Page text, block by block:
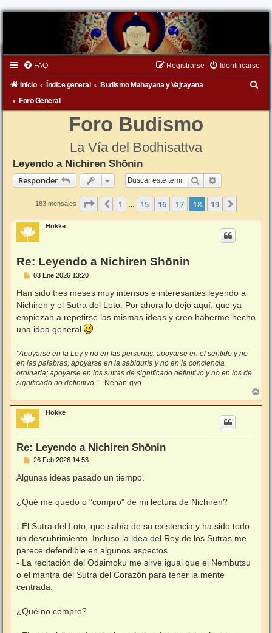
FAQ Identificarse
Registrarse
Inicio Índice general
Budismo Mahayana y Vajrayana
Foro General
Foro Budismo
La Vía del Bodhisattva
Leyendo a Nichiren Shōnin
Responder
Buscar
183 mensajes Página de19
Anterior
1 15 16 17 18 19
Hokke
Re: Leyendo a Nichiren Shōnin
M
n
a
e
03 Ene 2026 13:20
Han sido tres meses muy intensos e interesantes leyendo a
Nichiren y el Sutra del Loto. Por ahora lo dejo aquí, que ya
empiezan a repetirse las mismas ideas y creo haberme hecho
una idea general
"Apoyarse en la Ley y no en las personas; apoyarse en el sentido y no
en las palabras; apoyarse en la sabiduría y no en la conciencia
ordinaria; apoyarse en los sutras de significado definitivo y no en los de
significado no definitivo.”- Nehan-gyō
r
r
Hokke
Re: Leyendo a Nichiren Shōnin
M
n
e
26 Feb 2026 14:53
Algunas ideas pasado un tiempo.
¿Qué me quedo o "compro" de mi lectura de Nichiren?
- El Sutra del Loto, que sabía de su existencia y ha sido todo
un descubrimiento. Incluso la idea del Rey de los Sutras me
parece defendible en algunos aspectos.
- La recitación del Odaimoku me sirve igual que el Nembutsu
o el mantra del Sutra del Corazón para tener la mente
centrada.
¿Qué no compro?